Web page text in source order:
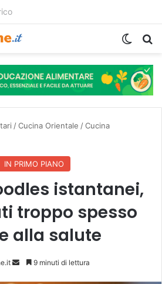
/Cucina Orientale /Cucina
IN PRIMO PIANO
istantanei,
troppo spesso
alla salute
9 minuti di lettura